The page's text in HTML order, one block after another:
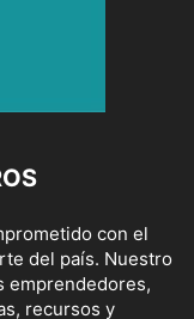
con el
del país. Nuestro
emprendedores,
recursos y